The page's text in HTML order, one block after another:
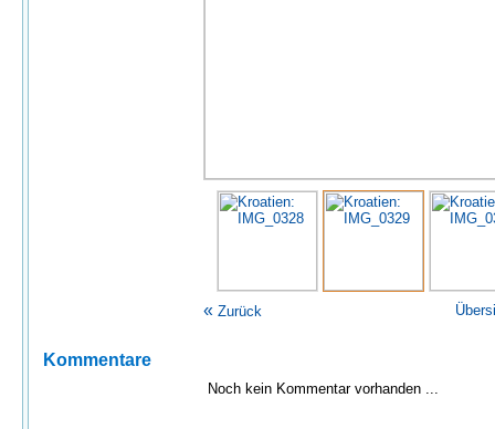
« Zurück
Kommentare
Noch kein Kommentar vorhanden ...